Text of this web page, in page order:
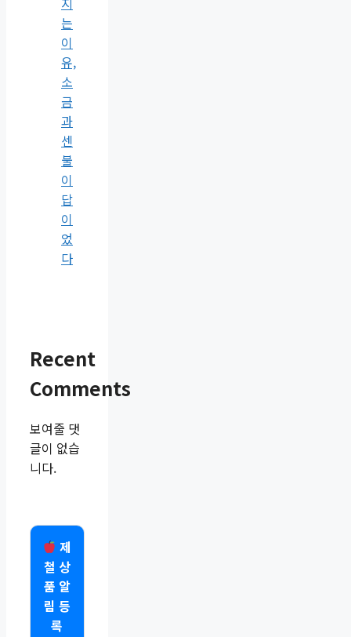
는
이
유,
소
금
과
센
불
이
답
이
었
다
Recent
Comments
보여줄 댓
글이 없습
니다.
제
철 상
품 알
림 등
록